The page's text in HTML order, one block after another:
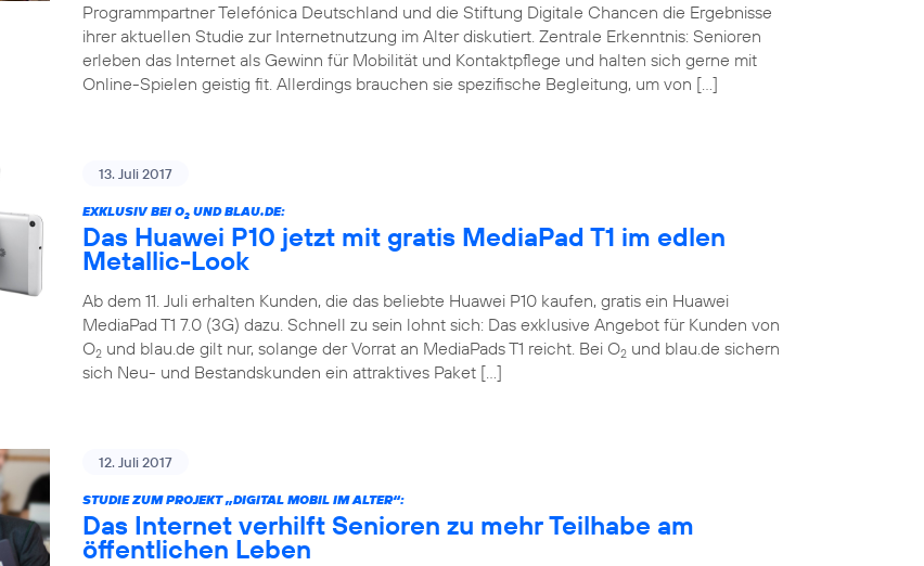
Programmpartner Telefónica Deutschland und die Stiftung Digitale Chancen die Ergebnisse
ihrer aktuellen Studie zur Internetnutzung im Alter diskutiert. Zentrale Erkenntnis: Senioren
erleben das Internet als Gewinn für Mobilität und Kontaktpflege und halten sich gerne mit
Online-Spielen geistig fit. Allerdings brauchen sie spezifische Begleitung, um von […]
13. Juli 2017
EXKLUSIV BEI O2 UND BLAU.DE:
Das Huawei P10 jetzt mit gratis MediaPad T1 im edlen
Metallic-Look
Ab dem 11. Juli erhalten Kunden, die das beliebte Huawei P10 kaufen, gratis ein Huawei
MediaPad T1 7.0 (3G) dazu. Schnell zu sein lohnt sich: Das exklusive Angebot für Kunden von
O2 und blau.de gilt nur, solange der Vorrat an MediaPads T1 reicht. Bei O2 und blau.de sichern
sich Neu- und Bestandskunden ein attraktives Paket […]
12. Juli 2017
STUDIE ZUM PROJEKT „DIGITAL MOBIL IM ALTER“:
Das Internet verhilft Senioren zu mehr Teilhabe am
öffentlichen Leben